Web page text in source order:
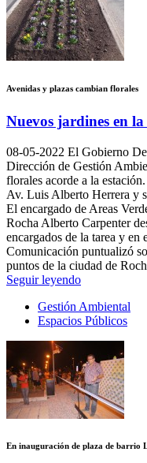
Avenidas y plazas cambian florales
Nuevos jardines en
08-05-2022 El Gobierno
Dirección de Gestión
florales acorde a la
Av. Luis Alberto Herrera y
El encargado de Areas
Rocha Alberto Carpenter
encargados de la tarea y en
Comunicación puntualizó
puntos de la ciudad de
Seguir leyendo
Gestión Ambiental
Espacios Públicos
En inauguración de plaza de